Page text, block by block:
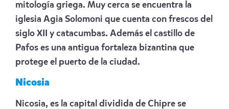
mitología griega. Muy cerca se encuentra la
iglesia Agia Solomoni que cuenta con frescos del
siglo XII y catacumbas. Además el castillo de
Pafos es una antigua fortaleza bizantina que
protege el puerto de la ciudad.
Nicosia
Nicosia, es la capital dividida de Chipre se